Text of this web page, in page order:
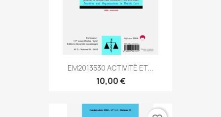
EM2013530 ACTIVITÉ ET...
10,00 €